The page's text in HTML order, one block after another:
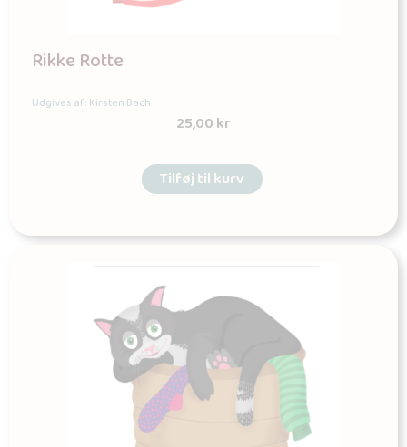
Rikke Rotte
Udgives af: Kirsten Bach
25,00kr
Tilføj til kurv